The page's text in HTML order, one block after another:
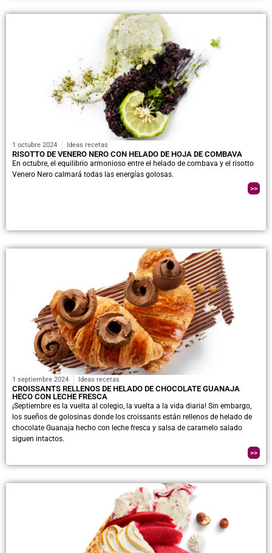
1 octubre 2024 Ideas recetas
RISOTTO DE VENERO NERO CON HELADO DE HOJA DE COMBAVA
En octubre, el equilibrio armonioso entre el helado de combava y el risotto
Venero Nero calmará todas las energías golosas.
>>
1 septiembre 2024 Ideas recetas
CROISSANTS RELLENOS DE HELADO DE CHOCOLATE GUANAJA
HECO CON LECHE FRESCA
¡Septiembre es la vuelta al colegio, la vuelta a la vida diaria! Sin embargo,
los sueños de golosinas donde los croissants están rellenos de helado de
chocolate Guanaja hecho con leche fresca y salsa de caramelo salado
siguen intactos.
>>